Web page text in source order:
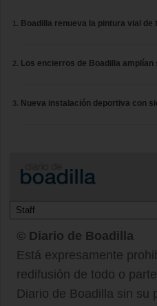
Boadilla renueva la pintura vial
Los encierros de Boadilla
Nueva instalación deportiva con
© Diario de Boadilla
Está expresamente
redifusión de todo o
Diario de Boadilla sin su